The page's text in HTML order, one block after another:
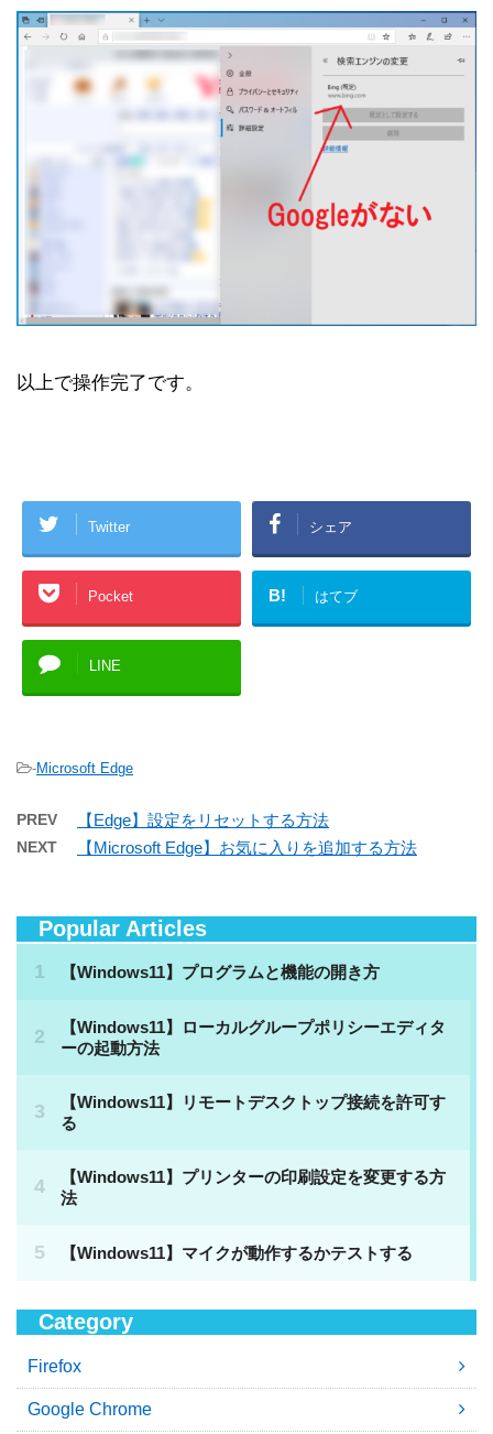
以上で操作完了です。
Twitter シェア
Pocket B! はてブ
LINE
-Microsoft Edge
PREV 【Edge】設定をリセットする方法
NEXT 【Microsoft Edge】お気に入りを追加する方法
Popular Articles
Category
Firefox
Google Chrome